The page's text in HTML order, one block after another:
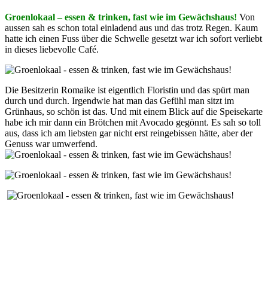
Groenlokaal – essen & trinken, fast wie im Gewächshaus! Von
aussen sah es schon total einladend aus und das trotz Regen. Kaum
hatte ich einen Fuss über die Schwelle gesetzt war ich sofort verliebt
in dieses liebevolle Café.
Die Besitzerin Romaike ist eigentlich Floristin und das spürt man
durch und durch. Irgendwie hat man das Gefühl man sitzt im
Grünhaus, so schön ist das. Und mit einem Blick auf die Speisekarte
habe ich mir dann ein Brötchen mit Avocado gegönnt. Es sah so toll
aus, dass ich am liebsten gar nicht erst reingebissen hätte, aber der
Genuss war umwerfend.